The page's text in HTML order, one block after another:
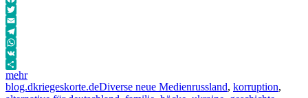
Facebook
Twitter
Email
Telegram
WhatsApp
VK
mehr
Autor
blog.dkriegeskorte.deVeröffentlicht
Kategorien
Diverse neue MedienSchlagwörter
russland, korruption,